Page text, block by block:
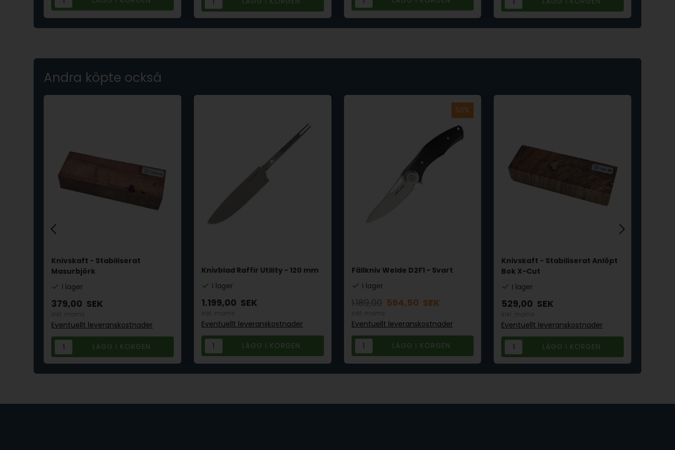
Andra köpte också
Knivskaft - Stabiliserat
Masurbjörk
I lager
379,00 SEK
Eventuellt leveranskostnader
Knivblad Raffir Utility - 120 mm
I lager
1.199,00 SEK
Eventuellt leveranskostnader
Fällkniv Welde D2F1 - Svart
I lager
1.189,00 594,50 SEK
Eventuellt leveranskostnader
Knivskaft - Stabiliserat Anlöpt
Bok X-Cut
I lager
529,00 SEK
Eventuellt leveranskostnader